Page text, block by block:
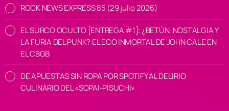
ROCK NEWS EXPRESS 85 (29 julio 2026)
EL SURCO OCULTO [ENTREGA #1]: ¿BETÚN, NOSTALGIA Y
LA FURIA DEL PUNK? EL ECO INMORTAL DE JOHN CALE EN
EL CBGB
DE APUESTAS SIN ROPA POR SPOTIFY AL DELIRIO
CULINARIO DEL «SOPAI-PISUCHI»